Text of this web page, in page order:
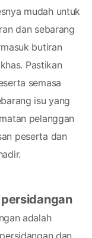
mudah untuk
dan sebarang
butiran
Pastikan
semasa
isu yang
pelanggan
peserta dan
dan